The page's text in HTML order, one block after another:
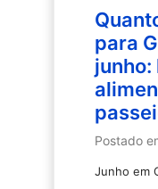
para
junho:
Postado
Junho em